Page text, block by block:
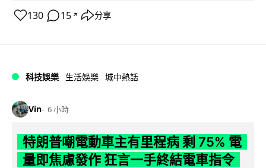
130 15 ↗ 分享
科技娛樂 生活娛樂 城中熱話
Vin 6 小時
特朗普嘲電動車主有里程病 剩 75% 電
量即焦慮發作 狂言一手終結電車指令